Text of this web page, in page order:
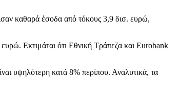
καθαρά έσοδα από τόκους 3,9 δισ. ευρώ,
Εκτιμάται ότι Εθνική Τράπεζα και Eurobank
υψηλότερη κατά 8% περίπου. Αναλυτικά, τα